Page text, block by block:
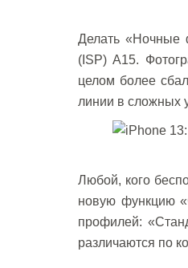
Делать «Ночные
(ISP) A15.
целом более
линии в сложных
Любой, кого
новую функцию
профилей:
различаются по